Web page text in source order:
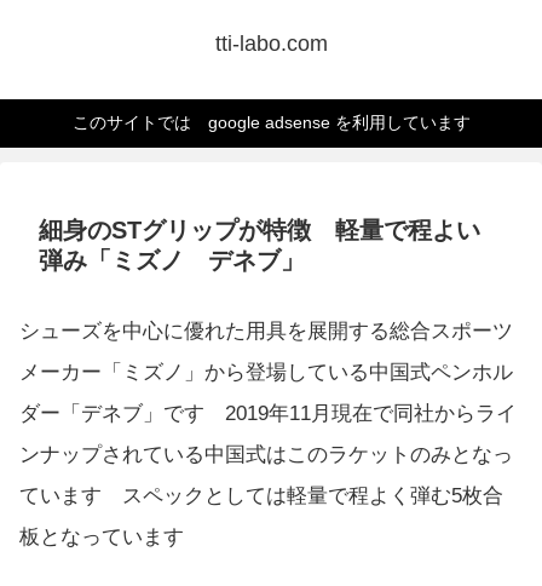
tti-labo.com
このサイトでは google adsense を利用しています
細身のSTグリップが特徴 軽量で程よい
弾み「ミズノ デネブ」
シューズを中心に優れた用具を展開する総合スポーツ
メーカー「ミズノ」から登場している中国式ペンホル
ダー「デネブ」です 2019年11月現在で同社からライ
ンナップされている中国式はこのラケットのみとなっ
ています スペックとしては軽量で程よく弾む5枚合
板となっています